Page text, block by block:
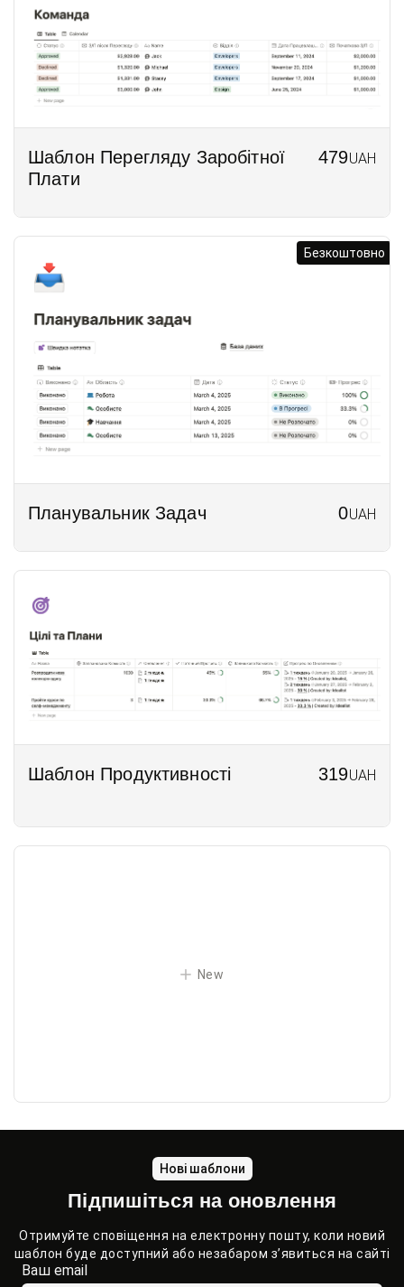
Шаблон Перегляду Заробітної
Плати
479UAH
Безкоштовно
Планувальник Задач 0UAH
Шаблон Продуктивності 319UAH
New
Нові шаблони
Підпишіться на оновлення
Отримуйте сповіщення на електронну пошту, коли новий
шаблон буде доступний або незабаром з’явиться на сайті
Ваш email